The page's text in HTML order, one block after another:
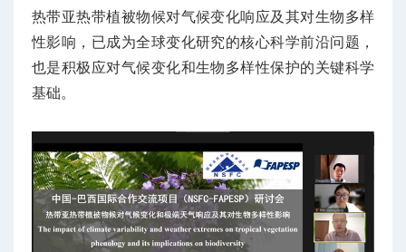
热带亚热带植被物候对气候变化响应及其对生物多样
性影响，已成为全球变化研究的核心科学前沿问题，
也是积极应对气候变化和生物多样性保护的关键科学
基础。